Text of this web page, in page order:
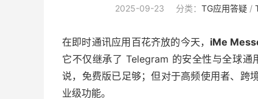
2025-09-23 分类： TG应用答疑/
在即时通讯应用百花齐放的今天， iMe
它不仅继承了 Telegram 的安全性与全球
说，免费版已足够；但对于高频使用者、跨
业级功能。